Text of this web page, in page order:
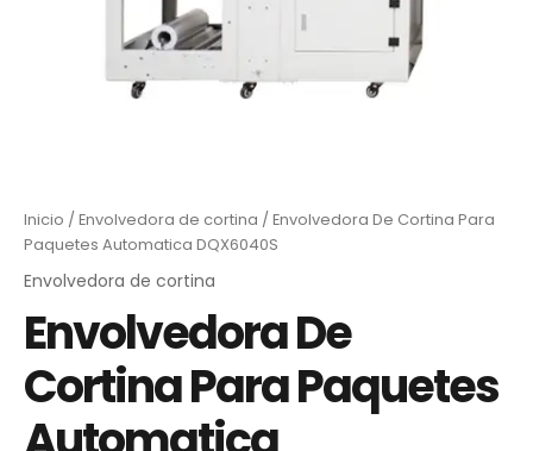
Inicio /Envolvedora de cortina / Envolvedora De Cortina Para
Paquetes Automatica DQX6040S
Envolvedora de cortina
Envolvedora De
Cortina Para Paquetes